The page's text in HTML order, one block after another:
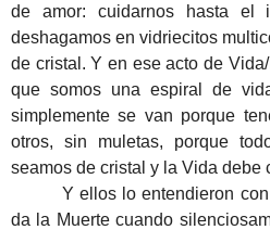
de amor: cuidarnos hasta el
deshagamos en vidriecitos
de cristal. Y en ese acto de
que somos una espiral de
simplemente se van porque
otros, sin muletas, porque
seamos de cristal y la Vida debe
Y ellos lo entendieron
da la Muerte cuando